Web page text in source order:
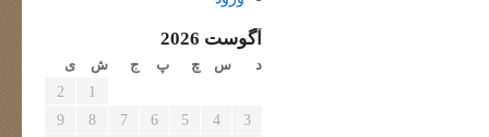
آگوست 2026
د س چ پ ج ش ی
1
2
3
4
5
6
7
8
9